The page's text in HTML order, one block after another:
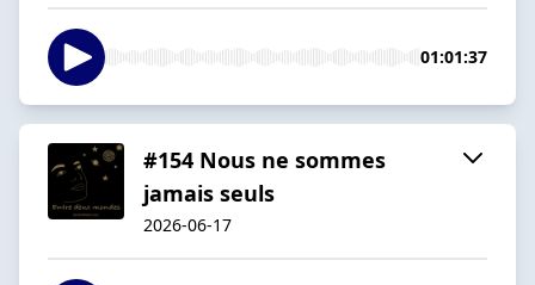
01:01:37
#154 Nous ne sommes
jamais seuls
2026-06-17